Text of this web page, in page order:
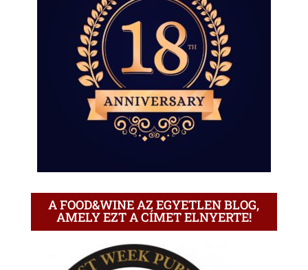
A FOOD&WINE AZ EGYETLEN BLOG,
AMELY EZT A CÍMET ELNYERTE!